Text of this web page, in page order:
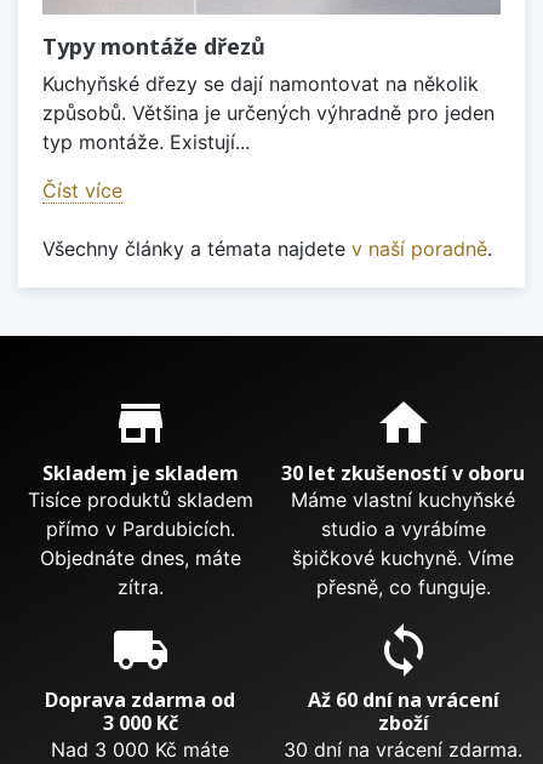
Typy montáže dřezů
Kuchyňské dřezy se dají namontovat na několik
způsobů. Většina je určených výhradně pro jeden
typ montáže. Existují...
Číst více
Všechny články a témata najdete v naší poradně.
Proč nakupovat u nás?
store_mall_directory
Skladem je skladem
Tisíce produktů skladem
přímo v Pardubicích.
Objednáte dnes, máte
zítra.
home
30 let zkušeností v oboru
Máme vlastní kuchyňské
studio a vyrábíme
špičkové kuchyně. Víme
přesně, co funguje.
local_shipping
Doprava zdarma od
3 000 Kč
Nad 3 000 Kč máte
sync
Až 60 dní na vrácení
zboží
30 dní na vrácení zdarma.